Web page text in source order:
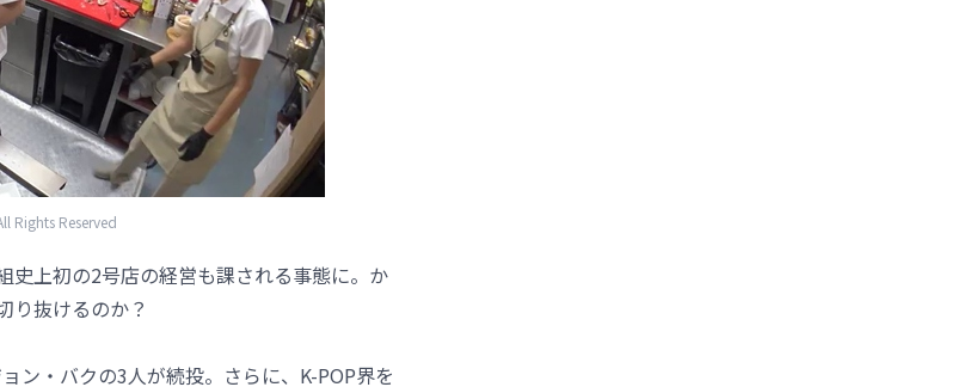
Rights Reserved
史上初の2号店の経営も課される事態に。か
り抜けるのか？
ン・バクの3人が続投。さらに、K-POP界を